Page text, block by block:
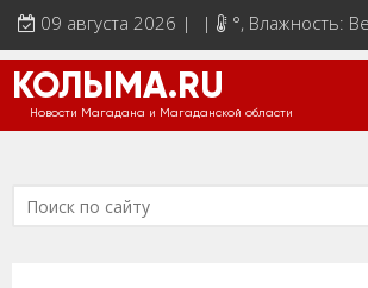
09 августа 2026 | | °, Влажность:
КОЛЫМА.RU
Новости Магадана и Магаданской области